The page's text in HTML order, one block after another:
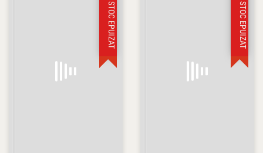
STOC EPUIZAT STOC EPUIZAT